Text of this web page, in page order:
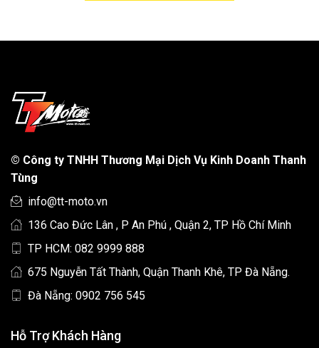
© Công ty TNHH Thương Mại Dịch Vụ Kinh Doanh Thanh
Tùng
info@tt-moto.vn
136 Cao Đức Lân , P An Phú , Quận 2, TP Hồ Chí Minh
TP HCM: 082 9999 888
675 Nguyễn Tất Thành, Quận Thanh Khê, TP Đà Nẵng.
Đà Nẵng: 0902 756 545
Hỗ Trợ Khách Hàng